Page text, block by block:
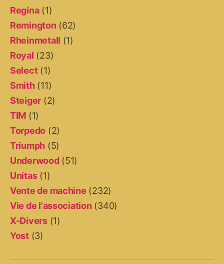
Regina(1)
Remington (62)
Rheinmetall (1)
Royal (23)
Select(1)
Smith(11)
Steiger (2)
TIM (1)
Torpedo (2)
Triumph (5)
Underwood(51)
Unitas(1)
Vente de machine (232)
Vie de l'association (340)
X-Divers(1)
Yost(3)